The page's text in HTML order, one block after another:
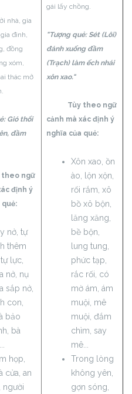
gia
đình,
đồng
xóm,
thác mở
Gió thổi
đầm
ngữ
định ý
quẻ:
nở, tự
thêm
lực,
nở, nụ
sắp nở,
con,
bảo
bà
họp,
cửa, an
người
gái lấy chồng.
"Tượng quẻ: Sét (Lôi)
đánh xuống đầm
(Trạch) làm ếch nhái
xôn xao."
Tùy theo ngữ
cảnh mà xác định ý
nghĩa của quẻ:
Xôn xao, ồn
ào, lộn xộn,
rối rắm, xô
bồ xô bộn,
lăng xăng,
bề bộn,
lung tung,
phức tạp,
rắc rối, có
mờ ám, ám
muội, mê
muội, đắm
chìm, say
mê...
Trong lòng
không yên,
gợn sóng,